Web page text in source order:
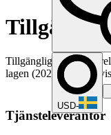
USD-
lagen (2023:254) om
Tjänsteleverantör